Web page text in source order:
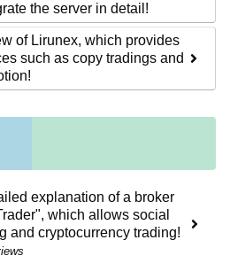
the server in detail!
of Lirunex, which provides
such as copy tradings and
explanation of a broker
which allows social
and cryptocurrency trading!